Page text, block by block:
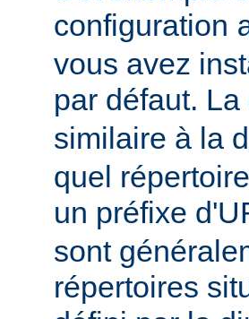
configuration
vous avez
par défaut.
similaire à la
quel
un préfixe
sont
répertoires